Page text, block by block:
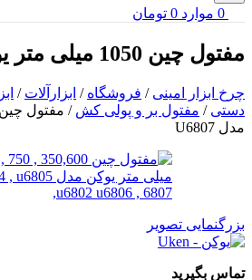
0 موارد 0 تومان
مفتول چین 1050 میلی متر یوکن مدل U6807
چرخ ابزار امینی / فروشگاه / ابزارآلات /
دستی / مفتول بر و پولی کش /
مدل U6807
بزرگنمایی تصویر
تماس بگیرید